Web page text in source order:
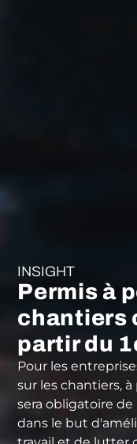
INSIGHT
Permis à
chantiers
partir du
Pour les
sur les chantiers,
sera obligatoire
dans le but